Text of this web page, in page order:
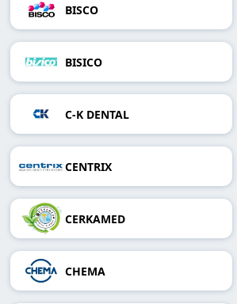
BISCO
BISICO
C-K DENTAL
CENTRIX
CERKAMED
CHEMA